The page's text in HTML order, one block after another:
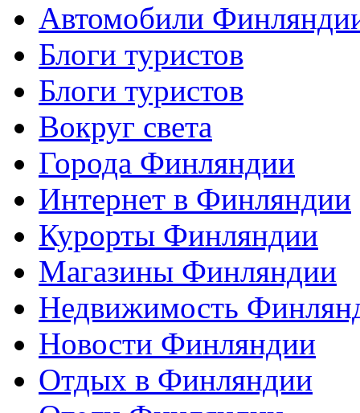
Автомобили
Блоги туристов
Блоги туристов
Вокруг света
Города Финляндии
Интернет в Финляндии
Курорты Финляндии
Магазины Финляндии
Недвижимость
Новости Финляндии
Отдых в Финляндии